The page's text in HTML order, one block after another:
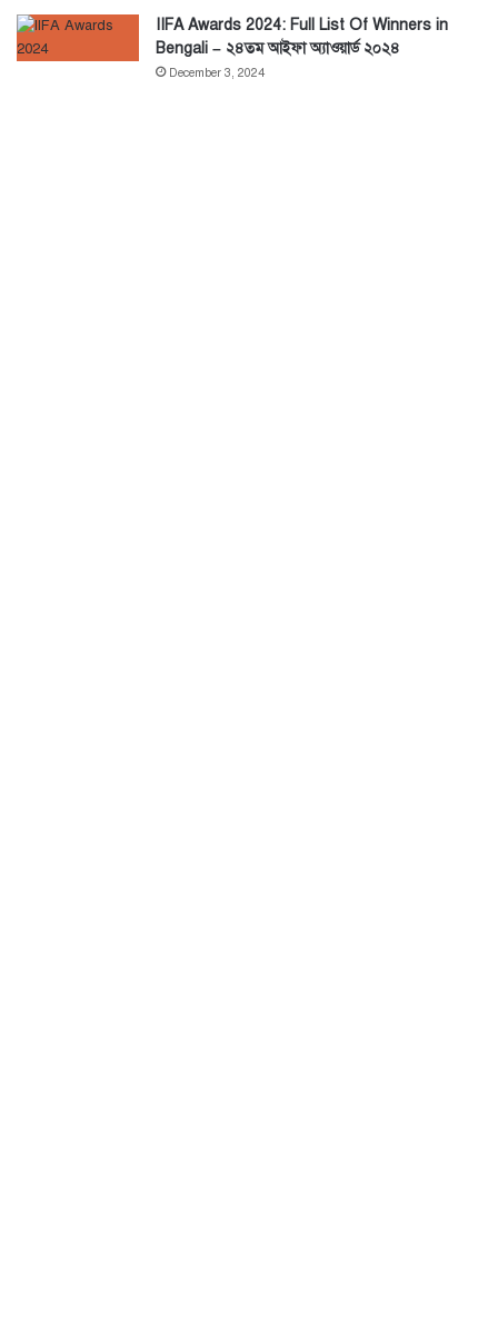
IIFA Awards 2024: Full List Of Winners in
Bengali – ২৪তম আইফা অ্যাওয়ার্ড ২০২৪
December 3, 2024